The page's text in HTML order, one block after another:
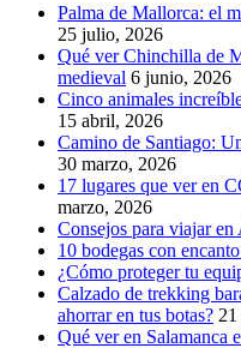
Palma de Mallorca: el
25 julio, 2026
Qué ver Chinchilla de
medieval 6 junio, 2026
Cinco animales
15 abril, 2026
Camino de Santiago:
30 marzo, 2026
17 lugares que ver en
marzo, 2026
Consejos para viajar en
10 bodegas con
¿Cómo proteger tu
Calzado de trekking
ahorrar en tus botas?
Qué ver en Salamanca